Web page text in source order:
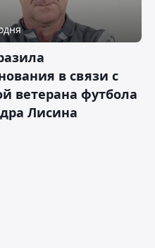
в связи с
ветерана футбола
Лисина